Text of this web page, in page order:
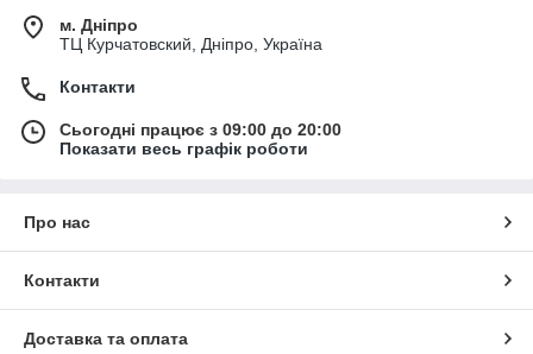
м. Дніпро
ТЦ Курчатовский, Дніпро, Україна
Контакти
Сьогодні працює з 09:00 до 20:00
Показати весь графік роботи
Про нас
Контакти
Доставка та оплата